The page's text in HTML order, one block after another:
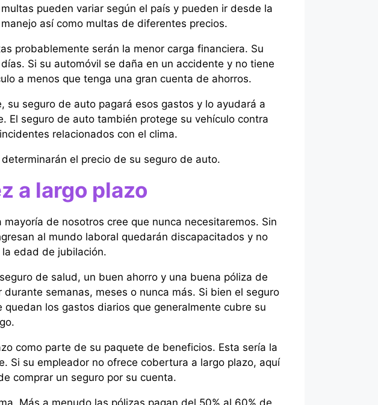
pueden variar según el país y pueden ir desde la
así como multas de diferentes precios.
probablemente serán la menor carga financiera. Su
Si su automóvil se daña en un accidente y no tiene
a menos que tenga una gran cuenta de ahorros.
seguro de auto pagará esos gastos y lo ayudará a
El seguro de auto también protege su vehículo contra
relacionados con el clima.
el precio de su seguro de auto.
a largo plazo
de nosotros cree que nunca necesitaremos. Sin
al mundo laboral quedarán discapacitados y no
edad de jubilación.
de salud, un buen ahorro y una buena póliza de
semanas, meses o nunca más. Si bien el seguro
los gastos diarios que generalmente cubre su
como parte de su paquete de beneficios. Esta sería la
Si su empleador no ofrece cobertura a largo plazo, aquí
comprar un seguro por su cuenta.
Más a menudo las pólizas pagan del 50% al 60% de